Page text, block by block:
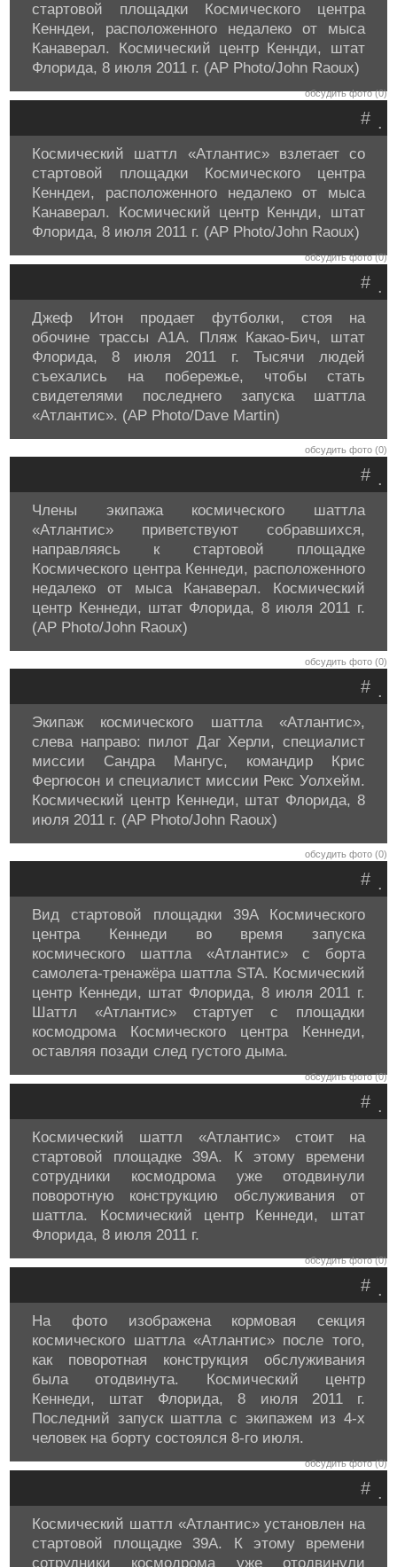
стартовой площадки Космического центра
Кенндеи, расположенного недалеко от мыса
Канаверал. Космический центр Кеннди, штат
Флорида, 8 июля 2011 г. (AP Photo/John Raoux)
обсудить фото (0)
.
#
Космический шаттл «Атлантис» взлетает со
стартовой площадки Космического центра
Кенндеи, расположенного недалеко от мыса
Канаверал. Космический центр Кеннди, штат
Флорида, 8 июля 2011 г. (AP Photo/John Raoux)
обсудить фото (0)
.
#
Джеф Итон продает футболки, стоя на
обочине трассы A1A. Пляж Какао-Бич, штат
Флорида, 8 июля 2011 г. Тысячи людей
съехались на побережье, чтобы стать
свидетелями последнего запуска шаттла
«Атлантис». (AP Photo/Dave Martin)
обсудить фото (0)
.
#
Члены экипажа космического шаттла
«Атлантис» приветствуют собравшихся,
направляясь к стартовой площадке
Космического центра Кеннеди, расположенного
недалеко от мыса Канаверал. Космический
центр Кеннеди, штат Флорида, 8 июля 2011 г.
(AP Photo/John Raoux)
обсудить фото (0)
.
#
Экипаж космического шаттла «Атлантис»,
слева направо: пилот Даг Херли, специалист
миссии Сандра Мангус, командир Крис
Фергюсон и специалист миссии Рекс Уолхейм.
Космический центр Кеннеди, штат Флорида, 8
июля 2011 г. (AP Photo/John Raoux)
обсудить фото (0)
.
#
Вид стартовой площадки 39A Космического
центра Кеннеди во время запуска
космического шаттла «Атлантис» с борта
самолета-тренажёра шаттла STA. Космический
центр Кеннеди, штат Флорида, 8 июля 2011 г.
Шаттл «Атлантис» стартует с площадки
космодрома Космического центра Кеннеди,
оставляя позади след густого дыма.
обсудить фото (0)
.
#
Космический шаттл «Атлантис» стоит на
стартовой площадке 39A. К этому времени
сотрудники космодрома уже отодвинули
поворотную конструкцию обслуживания от
шаттла. Космический центр Кеннеди, штат
Флорида, 8 июля 2011 г.
обсудить фото (0)
.
#
На фото изображена кормовая секция
космического шаттла «Атлантис» после того,
как поворотная конструкция обслуживания
была отодвинута. Космический центр
Кеннеди, штат Флорида, 8 июля 2011 г.
Последний запуск шаттла с экипажем из 4-х
человек на борту состоялся 8-го июля.
обсудить фото (0)
.
#
Космический шаттл «Атлантис» установлен на
стартовой площадке 39A. К этому времени
сотрудники космодрома уже отодвинули